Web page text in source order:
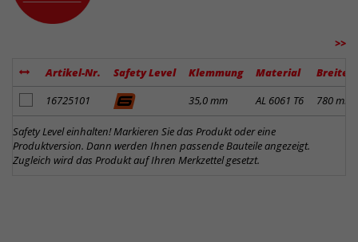
>>
Artikel-Nr. Safety Level Klemmung Material
Breite
Artikel zum Merkzettel hinzufügen
16725101 35,0 mm AL 6061 T6 780 mm
Safety Level einhalten! Markieren Sie das Produkt oder eine
Produktversion. Dann werden Ihnen passende Bauteile angezeigt.
Zugleich wird das Produkt auf Ihren Merkzettel gesetzt.